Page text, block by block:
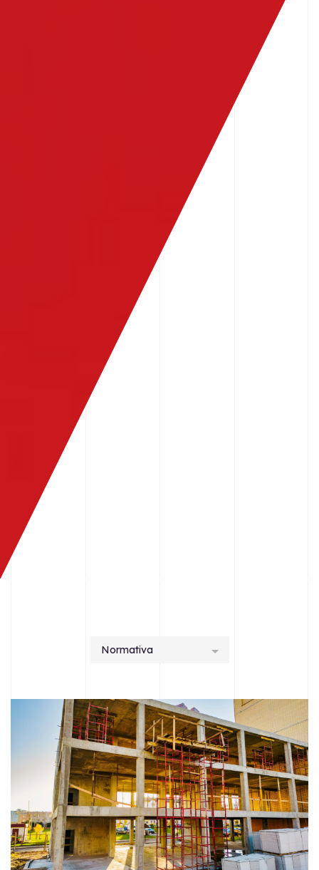
Normativa
Azienda
Editoria tecnica
Formazione ed eventi
Normativa
Progettazione
Software e app